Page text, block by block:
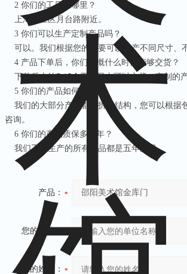
2 你们的工厂在哪里？
上海松江区月台路附近。
3 你们可以生产定制产品吗？
可以。我们根据您的需要可以生产不同尺寸、
4 产品下单后，你们大概什么时候能够交货？
下单后大约7-15个工作日内可以交货。定制的
5 你们的产品如何安装？
我们的大部分产品都是拆装结构，您可以根据
咨询。
6 你们的产品质保多少年？
我们工厂生产的所有产品都是五年质保。
产品：
您的单位：
您的姓名：